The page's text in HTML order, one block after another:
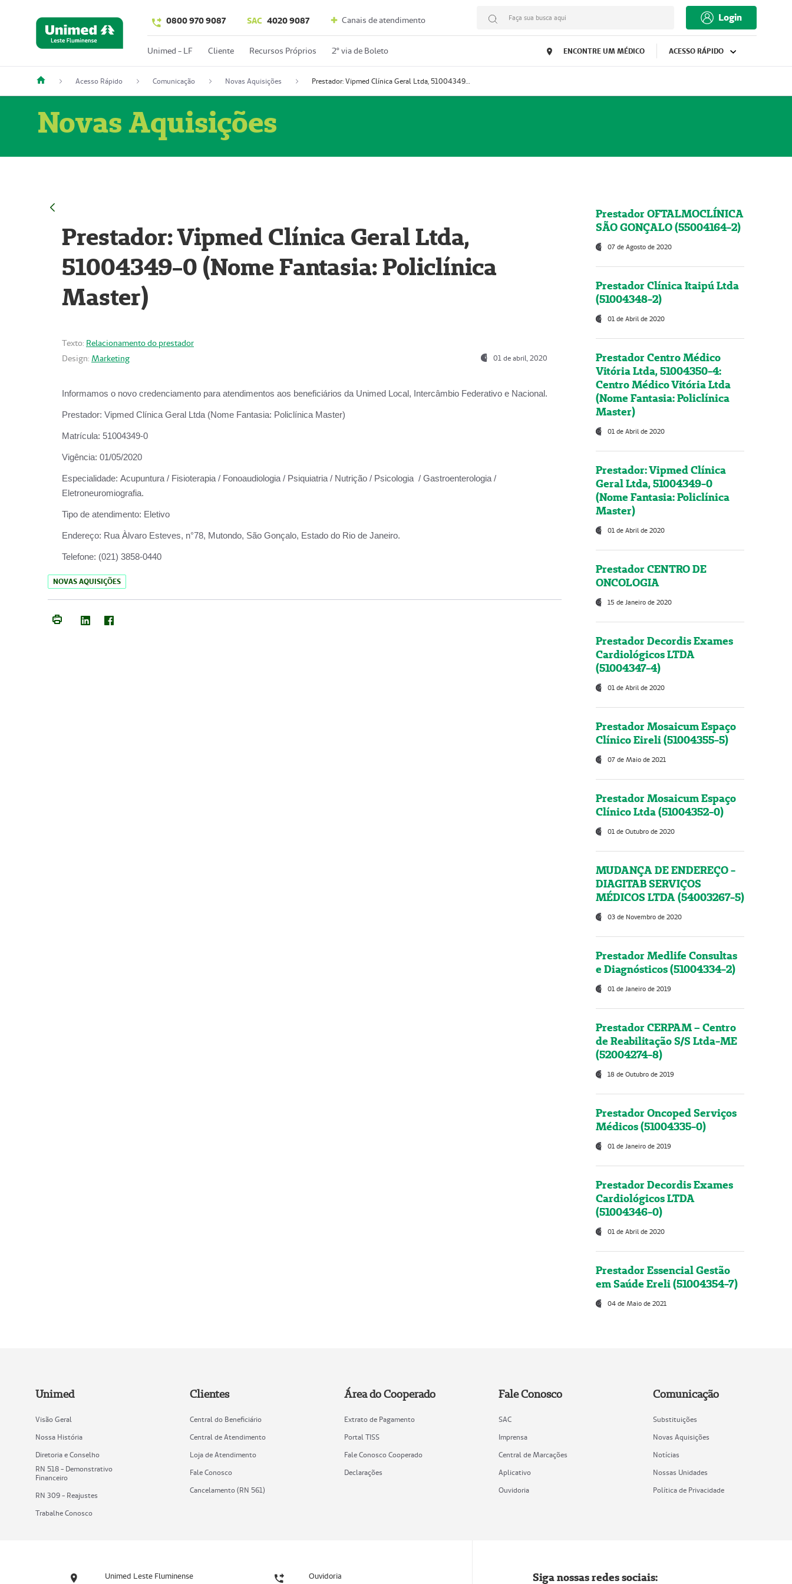
0800 970 9087 SAC 4020 9087 Canais de atendimento Faça sua busca aqui Login
Unimed - LF Cliente Recursos Próprios 2º via de Boleto ENCONTRE UM MÉDICO ACESSO RÁPIDO
Acesso Rápido Comunicação Novas Aquisições Prestador: Vipmed Clínica Geral Ltda, 51004349-0 (Nome Fantasia: Policlínica Master)
Novas Aquisições
Prestador: Vipmed Clínica Geral Ltda,
51004349-0 (Nome Fantasia: Policlínica
Master)
Texto: Relacionamento do prestador
Design: Marketing 01 de abril, 2020
Informamos o novo credenciamento para atendimentos aos beneficiários da Unimed Local, Intercâmbio Federativo e Nacional.
Prestador: Vipmed Clínica Geral Ltda (Nome Fantasia: Policlínica Master)
Matrícula: 51004349-0
Vigência: 01/05/2020
Especialidade: Acupuntura / Fisioterapia / Fonoaudiologia / Psiquiatria / Nutrição / Psicologia / Gastroenterologia /
Eletroneuromiografia.
Tipo de atendimento: Eletivo
Endereço: Rua Àlvaro Esteves, n°78, Mutondo, São Gonçalo, Estado do Rio de Janeiro.
Telefone: (021) 3858-0440
NOVAS AQUISIÇÕES
Prestador OFTALMOCLÍNICA
SÃO GONÇALO (55004164-2)
07 de Agosto de 2020
Prestador Clínica Itaipú Ltda
(51004348-2)
01 de Abril de 2020
Prestador Centro Médico
Vitória Ltda, 51004350-4:
Centro Médico Vitória Ltda
(Nome Fantasia: Policlínica
Master)
01 de Abril de 2020
Prestador: Vipmed Clínica
Geral Ltda, 51004349-0
(Nome Fantasia: Policlínica
Master)
01 de Abril de 2020
Prestador CENTRO DE
ONCOLOGIA
15 de Janeiro de 2020
Prestador Decordis Exames
Cardiológicos LTDA
(51004347-4)
01 de Abril de 2020
Prestador Mosaicum Espaço
Clínico Eireli (51004355-5)
07 de Maio de 2021
Prestador Mosaicum Espaço
Clínico Ltda (51004352-0)
01 de Outubro de 2020
MUDANÇA DE ENDEREÇO -
DIAGITAB SERVIÇOS
MÉDICOS LTDA (54003267-5)
03 de Novembro de 2020
Prestador Medlife Consultas
e Diagnósticos (51004334-2)
01 de Janeiro de 2019
Prestador CERPAM – Centro
de Reabilitação S/S Ltda-ME
(52004274-8)
18 de Outubro de 2019
Prestador Oncoped Serviços
Médicos (51004335-0)
01 de Janeiro de 2019
Prestador Decordis Exames
Cardiológicos LTDA
(51004346-0)
01 de Abril de 2020
Prestador Essencial Gestão
em Saúde Ereli (51004354-7)
04 de Maio de 2021
Unimed
Visão Geral
Nossa História
Diretoria e Conselho
RN 518 - Demonstrativo
Financeiro
RN 309 - Reajustes
Trabalhe Conosco
Clientes
Central do Beneficiário
Central de Atendimento
Loja de Atendimento
Fale Conosco
Cancelamento (RN 561)
Área do Cooperado
Extrato de Pagamento
Portal TISS
Fale Conosco Cooperado
Declarações
Fale Conosco
SAC
Imprensa
Central de Marcações
Aplicativo
Ouvidoria
Comunicação
Substituições
Novas Aquisições
Notícias
Nossas Unidades
Política de Privacidade
Unimed Leste Fluminense Ouvidoria Siga nossas redes sociais: